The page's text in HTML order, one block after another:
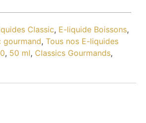
Classic, E-liquide Boissons,
gourmand, Tous nos E-liquides
, 50 ml, Classics Gourmands,